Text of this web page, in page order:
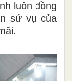
luôn đồng
sứ vụ của